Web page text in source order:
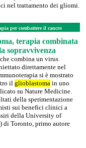
nel trattamento dei gliomi.
per combattere il cancro
terapia combinata
sopravvivenza
combina un virus
direttamente nel
si è mostrato
ilglioblastoma in uno
su Nature Medicine.
della sperimentazione
sui benefici clinici a
della University of
di Toronto, primo autore